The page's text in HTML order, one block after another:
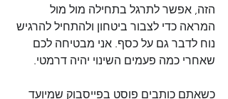
הזה, אפשר לתרגל בתחילה מול מול
המראה כדי לצבור ביטחון ולהתחיל להרגיש
נוח לדבר גם על כסף. אני מבטיחה לכם
שאחרי כמה פעמים השינוי יהיה דרמטי.
כשאתם כותבים פוסט בפייסבוק שמיועד